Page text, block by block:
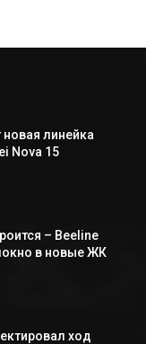
линейка
Nova 15
– Beeline
в новые ЖК
ход